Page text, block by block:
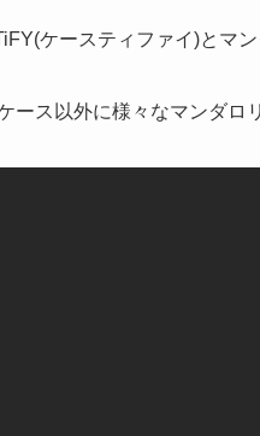
ケースティファイ)とマ
ース以外に様々なマンダロ